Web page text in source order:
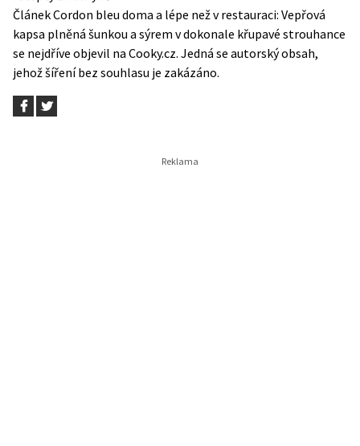
ČlánekCordon bleu doma a lépe než v restauraci: Vepřová
kapsa plněná šunkou a sýrem v dokonale křupavé strouhance
se nejdříve objevil na Cooky.cz. Jedná se autorský obsah,
jehož šíření bez souhlasu je zakázáno.